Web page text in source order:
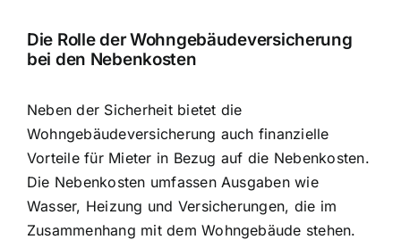
Die Rolle der Wohngebäudeversicherung
bei den Nebenkosten
Neben der Sicherheit bietet die
Wohngebäudeversicherung auch finanzielle
Vorteile für Mieter in Bezug auf die Nebenkosten.
Die Nebenkosten umfassen Ausgaben wie
Wasser, Heizung und Versicherungen, die im
Zusammenhang mit dem Wohngebäude stehen.